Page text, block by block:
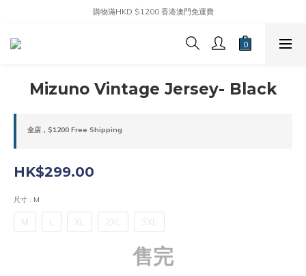
購物滿HKD $1200 香港澳門免運費
Mizuno Vintage Jersey- Black
全店，$1200 Free Shipping
HK$299.00
尺寸 : M
M L XL 2XL 3XL
售完